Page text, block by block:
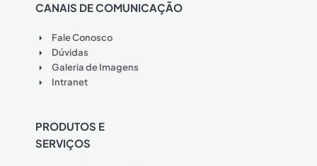
CANAIS DE COMUNICAÇÃO
Fale Conosco
Dúvidas
Galeria de Imagens
Intranet
PRODUTOS E
SERVIÇOS